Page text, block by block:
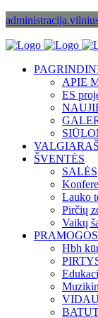
APIE
ES
ŠVENTĖS
SALĖS
Lauko
Pirčių
Vaikų
PRAMOGOS
Hbh